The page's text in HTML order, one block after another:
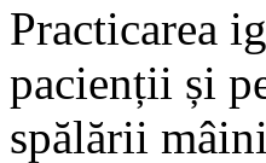
Practicarea
pacienții și
spălării